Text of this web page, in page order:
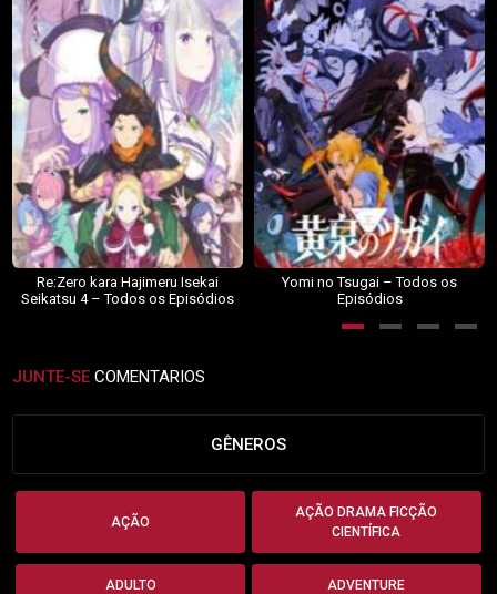
Re:Zero kara Hajimeru Isekai
Seikatsu 4 – Todos os Episódios
Yomi no Tsugai – Todos os
Episódios
JUNTE-SE COMENTARIOS
GÊNEROS
AÇÃO
AÇÃO DRAMA FICÇÃO
CIENTÍFICA
ADULTO ADVENTURE